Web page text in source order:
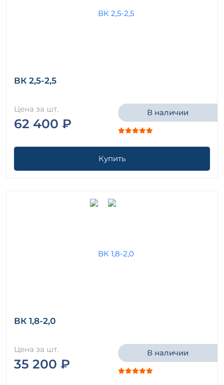
ВК 2,5-2,5
Цена за шт.
62 400 ₽
В наличии
Купить
ВК 1,8-2,0
Цена за шт.
35 200 ₽
В наличии